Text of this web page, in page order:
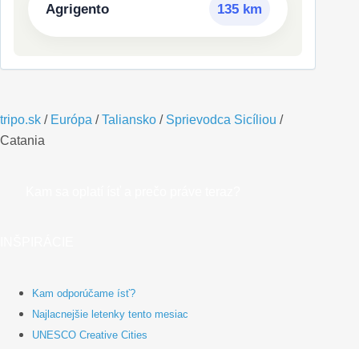
Agrigento 135 km
tripo.sk / Európa /Taliansko / Sprievodca Sicíliou /
Catania
Kam odporúčame ísť?
Najlacnejšie letenky tento mesiac
UNESCO Creative Cities